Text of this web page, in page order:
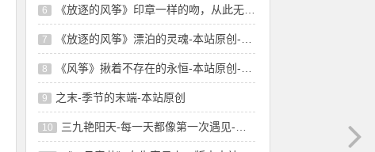
6 《放逐的风筝》印章一样的吻，从此无悲无恨-
7 《放逐的风筝》漂泊的灵魂-本站原创-舞曲风
8 《风筝》揪着不存在的永恒-本站原创-附歌词
9 之末-季节的末端-本站原创
10 三九艳阳天-每一天都像第一次遇见-本站原创